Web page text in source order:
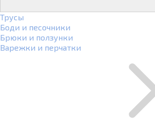
Трусы
Боди и песочники
Брюки и ползунки
Варежки и перчатки